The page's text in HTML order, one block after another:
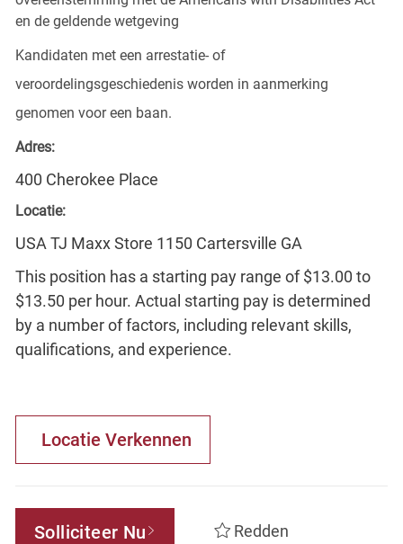
en de geldende wetgeving
Kandidaten met een arrestatie- of
veroordelingsgeschiedenis worden in aanmerking
genomen voor een baan.
Adres:
400 Cherokee Place
Locatie:
USA TJ Maxx Store 1150 Cartersville GA
This position has a starting pay range of $13.00 to
$13.50 per hour. Actual starting pay is determined
by a number of factors, including relevant skills,
qualifications, and experience.
Locatie Verkennen
Solliciteer Nu Redden